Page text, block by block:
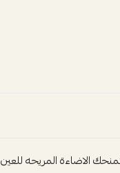
الاضاءة المريحه للعين